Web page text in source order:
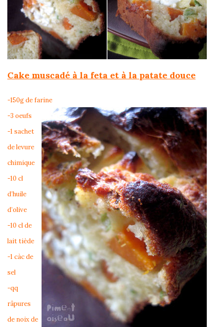
Cake muscadé à la feta et à la patate douce
-150g de farine
-3 oeufs
-1 sachet
de levure
chimique
-10 cl
d’huile
d’olive
-10 cl de
lait tiède
-1 càc de
sel
-qq
râpures
de noix de